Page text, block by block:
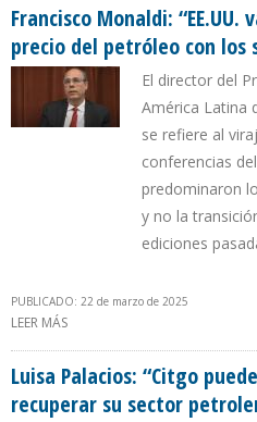
ESTRECHO DE ORMUZ”
Francisco Monaldi:
precio del petróleo con los
El director del
América Latina
se refiere al
conferencias
predominaron
y no la
ediciones
PUBLICADO: 22 de marzo de 2025
LEER MÁS
Luisa Palacios: “Citgo
recuperar su sector